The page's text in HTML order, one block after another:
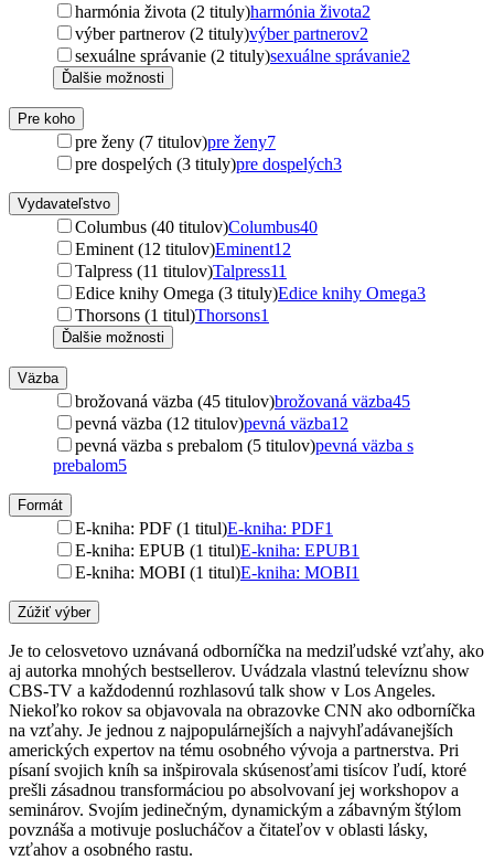
harmónia života (2 tituly)harmónia života2
výber partnerov (2 tituly)výber partnerov2
sexuálne správanie (2 tituly)sexuálne správanie2
Ďalšie možnosti
Pre koho
pre ženy (7 titulov)pre ženy7
pre dospelých (3 tituly)pre dospelých3
Vydavateľstvo
Columbus (40 titulov)Columbus40
Eminent (12 titulov)Eminent12
Talpress (11 titulov)Talpress11
Edice knihy Omega (3 tituly)Edice knihy Omega3
Thorsons (1 titul)Thorsons1
Ďalšie možnosti
Väzba
brožovaná väzba (45 titulov)brožovaná väzba45
pevná väzba (12 titulov)pevná väzba12
pevná väzba s prebalom (5 titulov)pevná väzba s
prebalom5
Formát
E-kniha: PDF (1 titul)E-kniha: PDF1
E-kniha: EPUB (1 titul)E-kniha: EPUB1
E-kniha: MOBI (1 titul)E-kniha: MOBI1
Zúžiť výber
Je to celosvetovo uznávaná odborníčka na medziľudské vzťahy, ako
aj autorka mnohých bestsellerov. Uvádzala vlastnú televíznu show
CBS-TV a každodennú rozhlasovú talk show v Los Angeles.
Niekoľko rokov sa objavovala na obrazovke CNN ako odborníčka
na vzťahy. Je jednou z najpopulárnejších a najvyhľadávanejších
amerických expertov na tému osobného vývoja a partnerstva. Pri
písaní svojich kníh sa inšpirovala skúsenosťami tisícov ľudí, ktoré
prešli zásadnou transformáciou po absolvovaní jej workshopov a
seminárov. Svojím jedinečným, dynamickým a zábavným štýlom
povznáša a motivuje poslucháčov a čitateľov v oblasti lásky,
vzťahov a osobného rastu.